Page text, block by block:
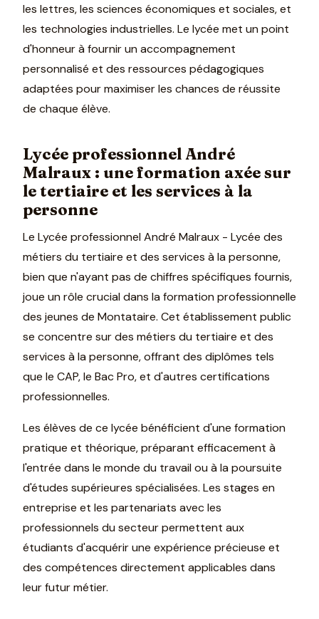
les lettres, les sciences économiques et sociales, et
les technologies industrielles. Le lycée met un point
d'honneur à fournir un accompagnement
personnalisé et des ressources pédagogiques
adaptées pour maximiser les chances de réussite
de chaque élève.
Lycée professionnel André
Malraux : une formation axée sur
le tertiaire et les services à la
personne
Le Lycée professionnel André Malraux - Lycée des
métiers du tertiaire et des services à la personne,
bien que n'ayant pas de chiffres spécifiques fournis,
joue un rôle crucial dans la formation professionnelle
des jeunes de Montataire. Cet établissement public
se concentre sur des métiers du tertiaire et des
services à la personne, offrant des diplômes tels
que le CAP, le Bac Pro, et d'autres certifications
professionnelles.
Les élèves de ce lycée bénéficient d'une formation
pratique et théorique, préparant efficacement à
l'entrée dans le monde du travail ou à la poursuite
d'études supérieures spécialisées. Les stages en
entreprise et les partenariats avec les
professionnels du secteur permettent aux
étudiants d'acquérir une expérience précieuse et
des compétences directement applicables dans
leur futur métier.